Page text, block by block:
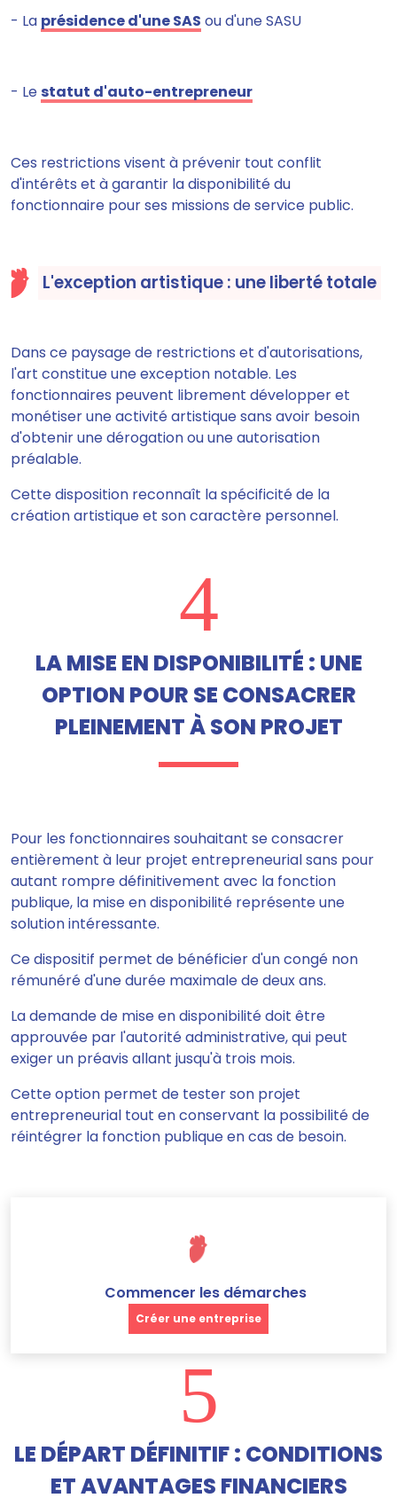
- La présidence d'une SAS ou d'une SASU
- Le statut d'auto-entrepreneur
Ces restrictions visent à prévenir tout conflit
d'intérêts et à garantir la disponibilité du
fonctionnaire pour ses missions de service public.
L'exception artistique : une liberté totale
Dans ce paysage de restrictions et d'autorisations,
l'art constitue une exception notable. Les
fonctionnaires peuvent librement développer et
monétiser une activité artistique sans avoir besoin
d'obtenir une dérogation ou une autorisation
préalable.
Cette disposition reconnaît la spécificité de la
création artistique et son caractère personnel.
4
LA MISE EN DISPONIBILITÉ : UNE
OPTION POUR SE CONSACRER
PLEINEMENT À SON PROJET
Pour les fonctionnaires souhaitant se consacrer
entièrement à leur projet entrepreneurial sans pour
autant rompre définitivement avec la fonction
publique, la mise en disponibilité représente une
solution intéressante.
Ce dispositif permet de bénéficier d'un congé non
rémunéré d'une durée maximale de deux ans.
La demande de mise en disponibilité doit être
approuvée par l'autorité administrative, qui peut
exiger un préavis allant jusqu'à trois mois.
Cette option permet de tester son projet
entrepreneurial tout en conservant la possibilité de
réintégrer la fonction publique en cas de besoin.
Commencer les démarches
Créer une entreprise
5
LE DÉPART DÉFINITIF : CONDITIONS
ET AVANTAGES FINANCIERS